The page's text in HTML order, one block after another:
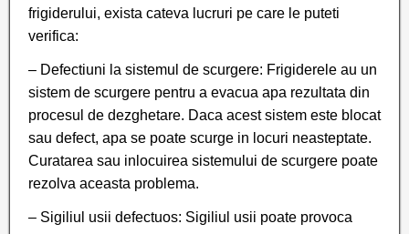
frigiderului, exista cateva lucruri pe care le puteti
verifica:
– Defectiuni la sistemul de scurgere: Frigiderele au un
sistem de scurgere pentru a evacua apa rezultata din
procesul de dezghetare. Daca acest sistem este blocat
sau defect, apa se poate scurge in locuri neasteptate.
Curatarea sau inlocuirea sistemului de scurgere poate
rezolva aceasta problema.
– Sigiliul usii defectuos: Sigiliul usii poate provoca